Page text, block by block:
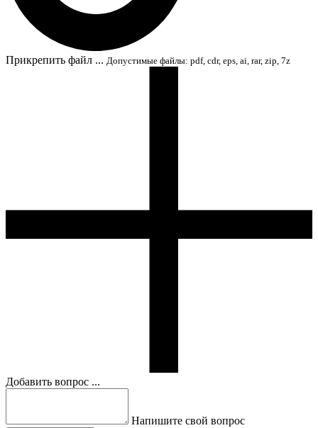
Прикрепить файл ... Допустимые файлы: pdf, cdr, eps, ai, rar, zip, 7z
Добавить вопрос ...
Напишите свой вопрос